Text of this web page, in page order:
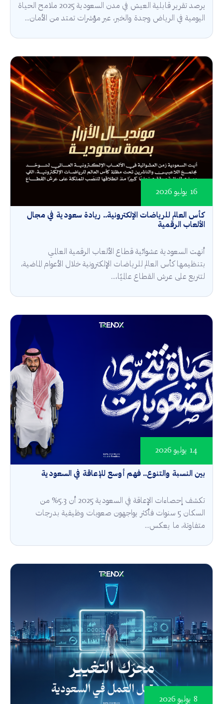
يرصد تقرير قابلية العيش في مدن السعودية 2025 ملامح الحياة
اليومية في الرياض وجدة والخبر، عبر مؤشرات تمتد من الأمان...
كأس العالم للرياضات الإلكترونية.. ريادة سعودية في مجال
الألعاب الرقمية
16 يوليو 2026
أنهت السعودية عشوائية قطاع الألعاب الرقمية العالمي
بتنظيمها كأس العالم للرياضات الإلكترونية خلال الأعوام الماضية،
لتتربع على عرش القطاع عالميًا،...
بين النسبة والتنوع.. فهم أوسع للإعاقة في السعودية
14 يوليو 2026
تكشف إحصاءات الإعاقة في السعودية 2025 أن 5.3% من
السكان 5 سنوات فأكثر يواجهون صعوبات وظيفية بدرجات
متفاوتة، ما يعكس...
8 يوليو 2026